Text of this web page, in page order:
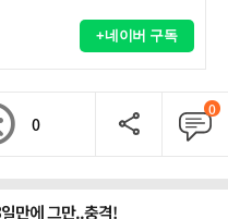
+네이버 구독
0
0